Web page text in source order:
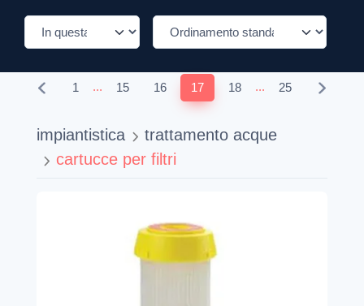
1 ... 15 16 17 18 ... 25
impiantistica
trattamento acque
cartucce per filtri